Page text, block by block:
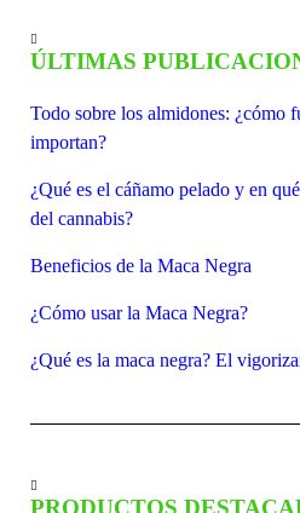
ÚLTIMAS
Todo sobre los almidones: ¿cómo
importan?
¿Qué es el cáñamo pelado y en
del cannabis?
Beneficios de la Maca Negra
¿Cómo usar la Maca Negra?
¿Qué es la maca negra? El
PRODUCTOS